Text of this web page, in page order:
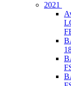
2021